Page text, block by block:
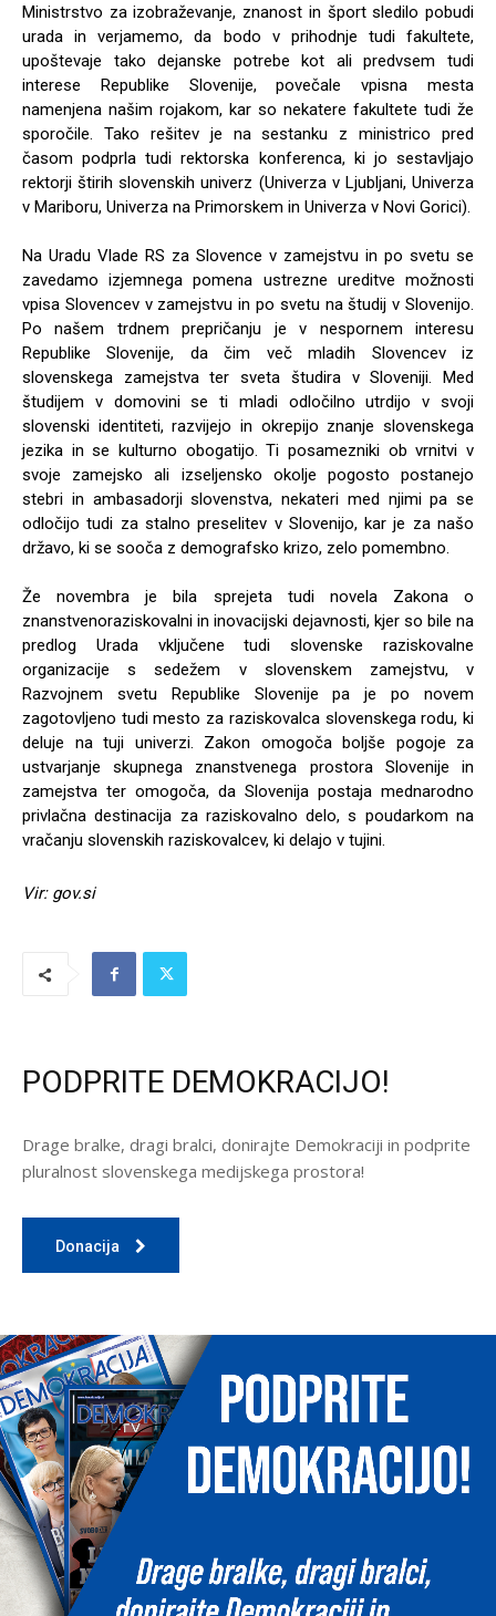
Ministrstvo za izobraževanje, znanost in šport sledilo pobudi
urada in verjamemo, da bodo v prihodnje tudi fakultete,
upoštevaje tako dejanske potrebe kot ali predvsem tudi
interese Republike Slovenije, povečale vpisna mesta
namenjena našim rojakom, kar so nekatere fakultete tudi že
sporočile. Tako rešitev je na sestanku z ministrico pred
časom podprla tudi rektorska konferenca, ki jo sestavljajo
rektorji štirih slovenskih univerz (Univerza v Ljubljani, Univerza
v Mariboru, Univerza na Primorskem in Univerza v Novi Gorici).
Na Uradu Vlade RS za Slovence v zamejstvu in po svetu se
zavedamo izjemnega pomena ustrezne ureditve možnosti
vpisa Slovencev v zamejstvu in po svetu na študij v Slovenijo.
Po našem trdnem prepričanju je v nespornem interesu
Republike Slovenije, da čim več mladih Slovencev iz
slovenskega zamejstva ter sveta študira v Sloveniji. Med
študijem v domovini se ti mladi odločilno utrdijo v svoji
slovenski identiteti, razvijejo in okrepijo znanje slovenskega
jezika in se kulturno obogatijo. Ti posamezniki ob vrnitvi v
svoje zamejsko ali izseljensko okolje pogosto postanejo
stebri in ambasadorji slovenstva, nekateri med njimi pa se
odločijo tudi za stalno preselitev v Slovenijo, kar je za našo
državo, ki se sooča z demografsko krizo, zelo pomembno.
Že novembra je bila sprejeta tudi novela Zakona o
znanstvenoraziskovalni in inovacijski dejavnosti, kjer so bile na
predlog Urada vključene tudi slovenske raziskovalne
organizacije s sedežem v slovenskem zamejstvu, v
Razvojnem svetu Republike Slovenije pa je po novem
zagotovljeno tudi mesto za raziskovalca slovenskega rodu, ki
deluje na tuji univerzi. Zakon omogoča boljše pogoje za
ustvarjanje skupnega znanstvenega prostora Slovenije in
zamejstva ter omogoča, da Slovenija postaja mednarodno
privlačna destinacija za raziskovalno delo, s poudarkom na
vračanju slovenskih raziskovalcev, ki delajo v tujini.
Vir: gov.si
PODPRITE DEMOKRACIJO!
Drage bralke, dragi bralci, donirajte Demokraciji in podprite
pluralnost slovenskega medijskega prostora!
Donacija